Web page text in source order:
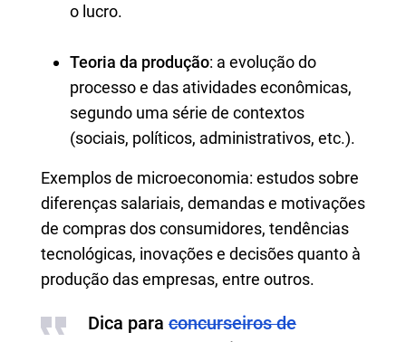
o lucro.
Teoria da produção: a evolução do
processo e das atividades econômicas,
segundo uma série de contextos
(sociais, políticos, administrativos, etc.).
Exemplos de microeconomia: estudos sobre
diferenças salariais, demandas e motivações
de compras dos consumidores, tendências
tecnológicas, inovações e decisões quanto à
produção das empresas, entre outros.
Dica para concurseiros de